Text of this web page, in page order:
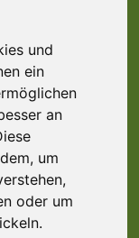
und
ein
an
um
oder um
...